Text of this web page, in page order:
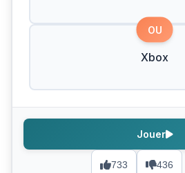
OU
Xbox
733 436
Jouer